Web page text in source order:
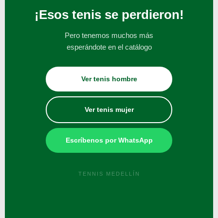
¡Esos tenis se perdieron!
Pero tenemos muchos más
esperándote en el catálogo
Ver tenis hombre
Ver tenis mujer
Escríbenos por WhatsApp
TENNIS MEDELLÍN